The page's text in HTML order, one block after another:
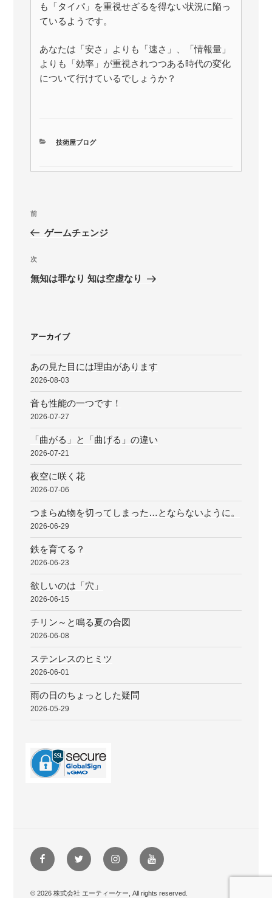
も「タイパ」を重視せざるを得ない状況に陥っ
ているようです。
あなたは「安さ」よりも「速さ」、「情報量」
よりも「効率」が重視されつつある時代の変化
について行けているでしょうか？
カ
技術屋ブログ
投
ナ
ビ
ゲ
ン
前
の
稿
前
ゲームチェンジ
次
の
次
無知は罪なり 知は空虚なり
アーカイブ
あの見た目には理由があります
2026-08-03
音も性能の一つです！
2026-07-27
「曲がる」と「曲げる」の違い
2026-07-21
夜空に咲く花
2026-07-06
つまらぬ物を切ってしまった…とならないように。
2026-06-29
鉄を育てる？
2026-06-23
欲しいのは「穴」
2026-06-15
チリン～と鳴る夏の合図
2026-06-08
ステンレスのヒミツ
2026-06-01
雨の日のちょっとした疑問
2026-05-29
FacebookTwitter instagramyoutube
© 2026 株式会社 エーティーケー, All rights reserved.